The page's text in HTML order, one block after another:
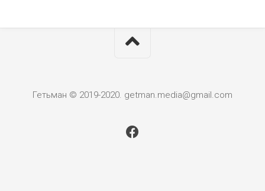
Гетьман © 2019-2020. getman.media@gmail.com